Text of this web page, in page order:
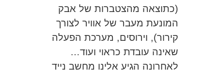
(כתוצאה מהצטברות של אבק
המונעת מעבר של אוויר לצורך
קירור), וירוסים, מערכת הפעלה
שאינה עובדת כראוי ועוד…
לאחרונה הגיע אלינו מחשב נייד